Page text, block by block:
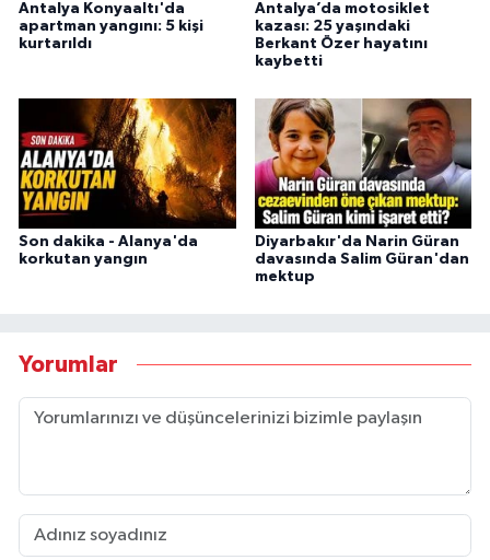
Antalya Konyaaltı'da
apartman yangını: 5 kişi
kurtarıldı
Antalya’da motosiklet
kazası: 25 yaşındaki
Berkant Özer hayatını
kaybetti
Son dakika - Alanya'da
korkutan yangın
Diyarbakır'da Narin Güran
davasında Salim Güran'dan
mektup
Yorumlar